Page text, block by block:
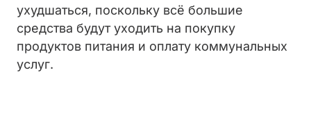
ухудшаться, поскольку всё большие
средства будут уходить на покупку
продуктов питания и оплату коммунальных
услуг.